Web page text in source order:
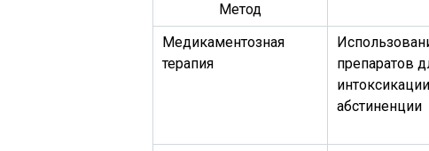
Метод
Медикаментозная
терапия
препаратов
абстиненции